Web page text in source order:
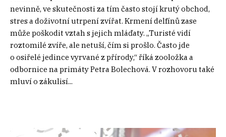
nevinně, ve skutečnosti za tím často stojí krutý obchod,
stres a doživotní utrpení zvířat. Krmení delfínů zase
může poškodit vztah s jejich mláďaty. „Turisté vidí
roztomilé zvíře, ale netuší, čím si prošlo. Často jde
o osiřelé jedince vyrvané z přírody,“ říká zooložka a
odbornice na primáty Petra Bolechová. V rozhovoru také
mluví o zákulisí...